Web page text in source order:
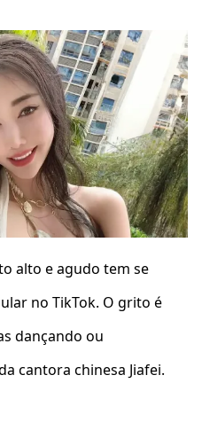
alto e agudo tem se
no TikTok. O grito é
dançando ou
cantora chinesa Jiafei.